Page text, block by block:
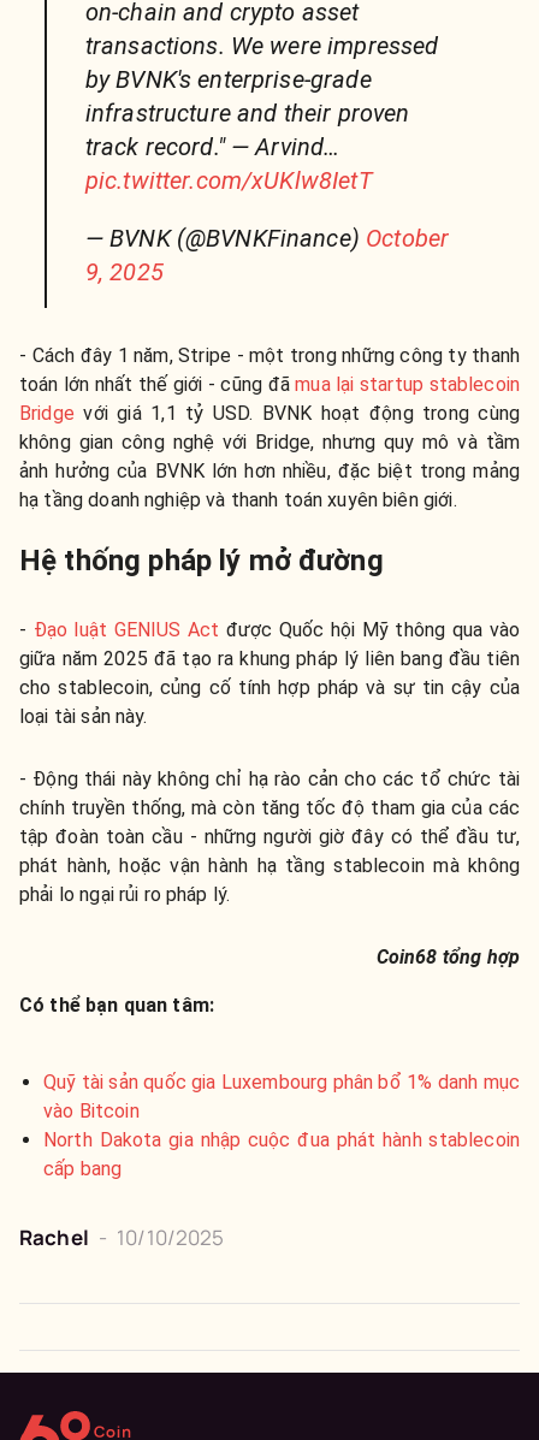
on-chain and crypto asset
transactions. We were impressed
by BVNK's enterprise-grade
infrastructure and their proven
track record." — Arvind…
pic.twitter.com/xUKlw8IetT
— BVNK (@BVNKFinance) October
9, 2025
- Cách đây 1 năm, Stripe - một trong những công ty thanh
toán lớn nhất thế giới - cũng đãmua lại startup stablecoin
Bridge với giá 1,1 tỷ USD. BVNK hoạt động trong cùng
không gian công nghệ với Bridge, nhưng quy mô và tầm
ảnh hưởng của BVNK lớn hơn nhiều, đặc biệt trong mảng
hạ tầng doanh nghiệp và thanh toán xuyên biên giới.
Hệ thống pháp lý mở đường
- Đạo luật GENIUS Act được Quốc hội Mỹ thông qua vào
giữa năm 2025 đã tạo ra khung pháp lý liên bang đầu tiên
cho stablecoin, củng cố tính hợp pháp và sự tin cậy của
loại tài sản này.
- Động thái này không chỉ hạ rào cản cho các tổ chức tài
chính truyền thống, mà còn tăng tốc độ tham gia của các
tập đoàn toàn cầu - những người giờ đây có thể đầu tư,
phát hành, hoặc vận hành hạ tầng stablecoin mà không
phải lo ngại rủi ro pháp lý.
Coin68 tổng hợp
Có thể bạn quan tâm:
Quỹ tài sản quốc gia Luxembourg phân bổ 1% danh mục
vào Bitcoin
North Dakota gia nhập cuộc đua phát hành stablecoin
cấp bang
Rachel - 10/10/2025